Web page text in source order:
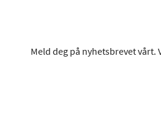
Meld deg på nyhetsbrevet